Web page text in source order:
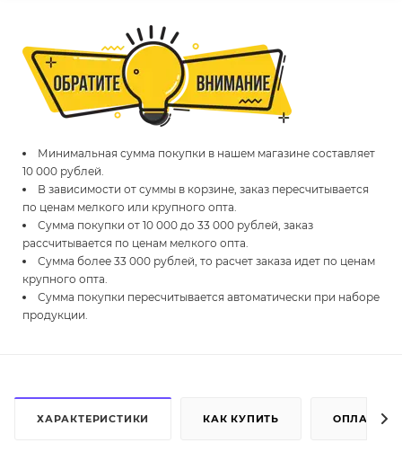
Минимальная сумма покупки в нашем магазине составляет
10 000 рублей.
В зависимости от суммы в корзине, заказ пересчитывается
по ценам мелкого или крупного опта.
Сумма покупки от 10 000 до 33 000 рублей, заказ
рассчитывается по ценам мелкого опта.
Сумма более 33 000 рублей, то расчет заказа идет по ценам
крупного опта.
Сумма покупки пересчитывается автоматически при наборе
продукции.
ХАРАКТЕРИСТИКИ КАК КУПИТЬ ОПЛАТА